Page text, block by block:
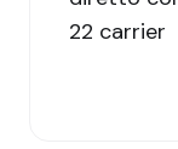
22 carrier